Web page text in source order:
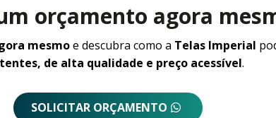
orçamento agora
mesmoe descubra como a Telas Imperial
de alta qualidade e preço acessível.
SOLICITAR ORÇAMENTO